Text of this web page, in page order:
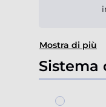
Mostra di più
Sistema